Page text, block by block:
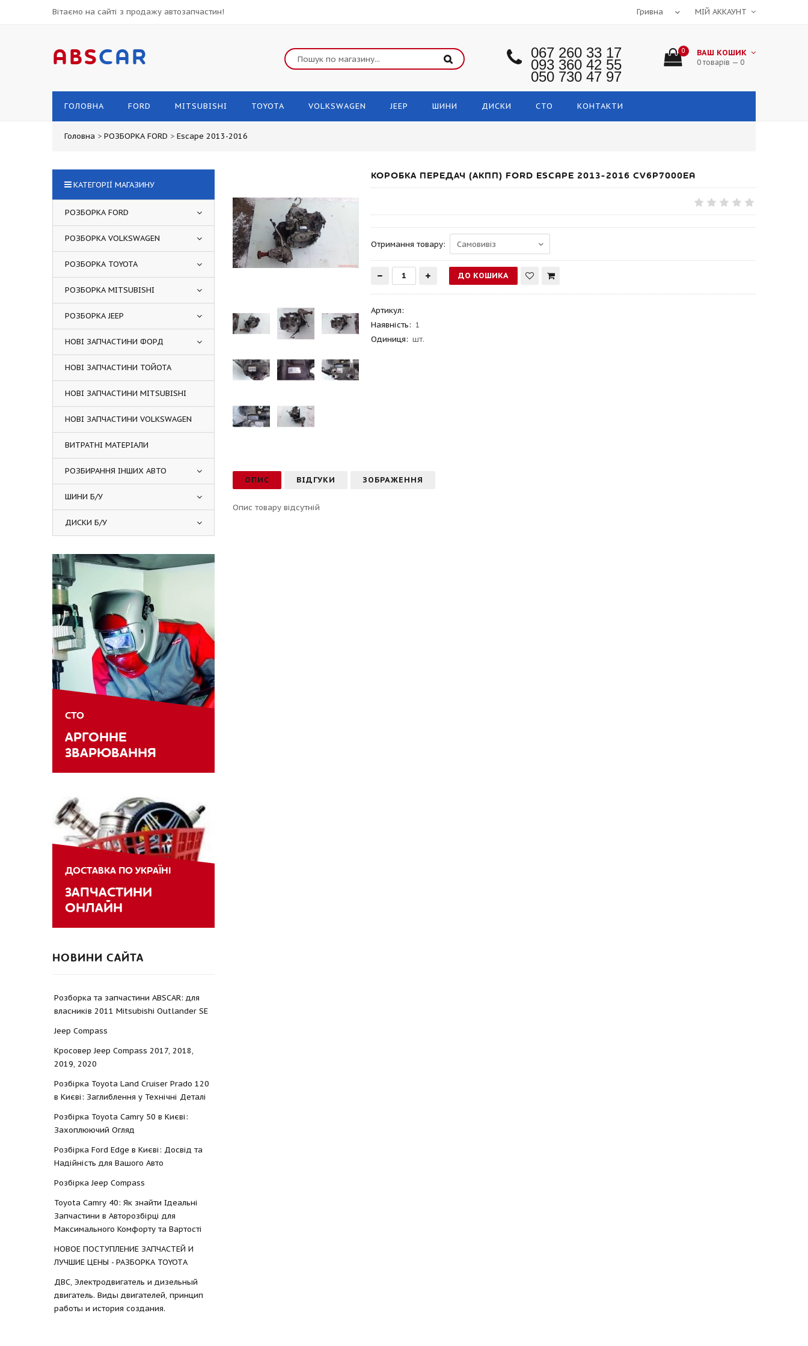
Вітаємо на сайті з продажу автозапчастин! МІЙ АККАУНТ
ABSCAR 067 260 33 17
093 360 42 55
050 730 47 97
0 ВАШ КОШИК
0 товарів — 0
ГОЛОВНА FORD MITSUBISHI TOYOTA VOLKSWAGEN JEEP ШИНИ ДИСКИ СТО КОНТАКТИ
Головна > РОЗБОРКА FORD > Escape 2013-2016
КОРОБКА ПЕРЕДАЧ (АКПП) FORD ESCAPE 2013-2016 CV6P7000EA
Отримання товару:
Артикул:
Наявність: 1
Одиниця: шт.
ОПИС ВІДГУКИ ЗОБРАЖЕННЯ
Опис товару відсутній
КАТЕГОРІЇ МАГАЗИНУ
РОЗБОРКА FORD
РОЗБОРКА VOLKSWAGEN
РОЗБОРКА TOYOTA
РОЗБОРКА MITSUBISHI
РОЗБОРКА JEEP
НОВІ ЗАПЧАСТИНИ ФОРД
НОВІ ЗАПЧАСТИНИ ТОЙОТА
НОВІ ЗАПЧАСТИНИ MITSUBISHI
НОВІ ЗАПЧАСТИНИ VOLKSWAGEN
ВИТРАТНІ МАТЕРІАЛИ
РОЗБИРАННЯ ІНШИХ АВТО
ШИНИ Б/У
ДИСКИ Б/У
СТО
АРГОННЕ
ЗВАРЮВАННЯ
ДОСТАВКА ПО УКРАЇНІ
ЗАПЧАСТИНИ
ОНЛАЙН
НОВИНИ САЙТА
Розборка та запчастини ABSCAR: для
власників 2011 Mitsubishi Outlander SE
Jeep Compass
Кросовер Jeep Compass 2017, 2018,
2019, 2020
Розбірка Toyota Land Cruiser Prado 120
в Києві: Заглиблення у Технічні Деталі
Розбірка Toyota Camry 50 в Києві:
Захоплюючий Огляд
Розбірка Ford Edge в Києві: Досвід та
Надійність для Вашого Авто
Розбірка Jeep Compass
Toyota Camry 40: Як знайти Ідеальні
Запчастини в Авторозбірці для
Максимального Комфорту та Вартості
НОВОЕ ПОСТУПЛЕНИЕ ЗАПЧАСТЕЙ И
ЛУЧШИЕ ЦЕНЫ - РАЗБОРКА TOYOTА
ДВС, Электродвигатель и дизельный
двигатель. Виды двигателей, принцип
работы и история создания.